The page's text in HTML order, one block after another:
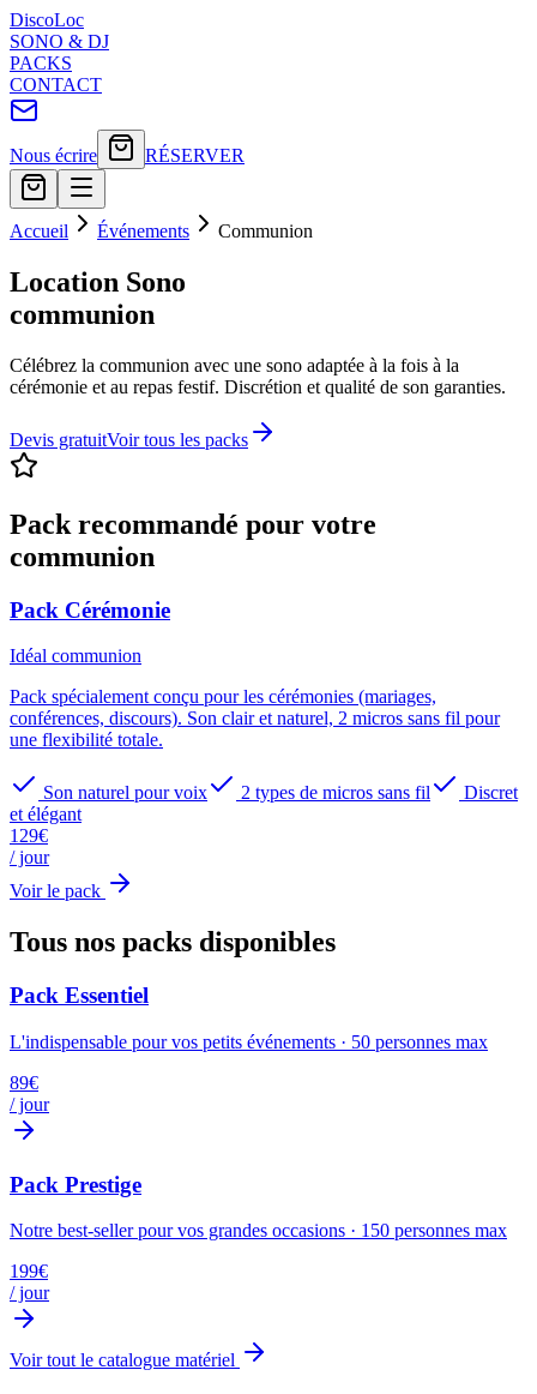
DiscoLoc
SONO & DJ
PACKS
CONTACT
Nous écrire RÉSERVER
Accueil Événements Communion
Location Sono
communion
Célébrez la communion avec une sono adaptée à la fois à la
cérémonie et au repas festif. Discrétion et qualité de son garanties.
Devis gratuitVoir tous les packs
Pack recommandé pour votre
communion
Pack Cérémonie
Idéal communion
Pack spécialement conçu pour les cérémonies (mariages,
conférences, discours). Son clair et naturel, 2 micros sans fil pour
une flexibilité totale.
Son naturel pour voix 2 types de micros sans fil
Discret
et élégant
129€
/ jour
Voir le pack
Tous nos packs disponibles
Pack Essentiel
L'indispensable pour vos petits événements · 50 personnes max
89€
/ jour
Pack Prestige
Notre best-seller pour vos grandes occasions · 150 personnes max
199€
/ jour
Voir tout le catalogue matériel